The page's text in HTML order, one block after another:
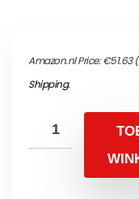
Amazon.nl Price:€51.63
Shipping.